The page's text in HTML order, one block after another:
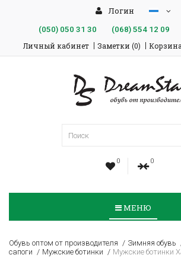
Логин
(050)050 31 30 (068)554 12 09
Личный кабинет Заметки (0)
0 0
МЕНЮ
Обувь оптом от производителя Зимняя обувь
сапоги
Мужские ботинки Мужские ботинки